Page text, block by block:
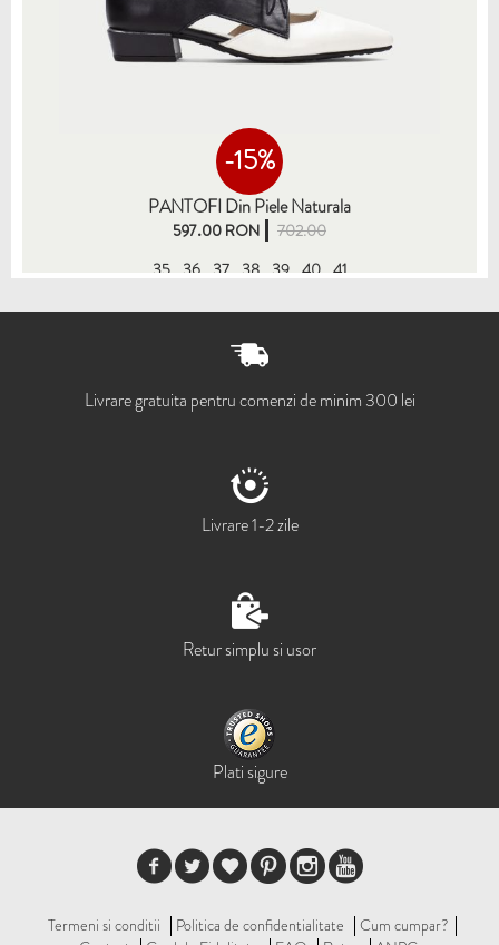
-15%
PANTOFI Din Piele Naturala
597.00 RON
702.00
35 36 37 38 39 40 41
Livrare gratuita pentru comenzi de minim 300 lei
Livrare 1-2 zile
Retur simplu si usor
Plati sigure
Termeni si conditii Politica de confidentialitate
Cum cumpar?